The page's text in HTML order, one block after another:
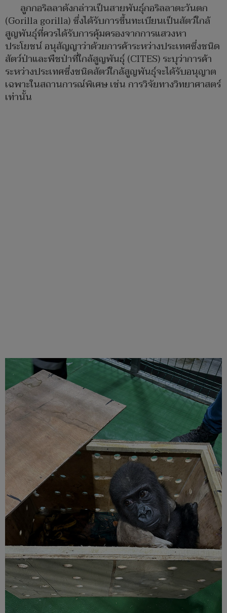
ลูกกอริลลาดังกล่าวเป็นสายพันธุ์กอริลลาตะวันตก
(Gorilla gorilla) ซึ่งได้รับการขึ้นทะเบียนเป็นสัตว์ใกล้
สูญพันธุ์ที่ควรได้รับการคุ้มครองจากการแสวงหา
ประโยชน์ อนุสัญญาว่าด้วยการค้าระหว่างประเทศซึ่งชนิด
สัตว์ป่าและพืชป่าที่ใกล้สูญพันธุ์ (CITES) ระบุว่าการค้า
ระหว่างประเทศซึ่งชนิดสัตว์ใกล้สูญพันธุ์จะได้รับอนุญาต
เฉพาะในสถานการณ์พิเศษ เช่น การวิจัยทางวิทยาศาสตร์
เท่านั้น